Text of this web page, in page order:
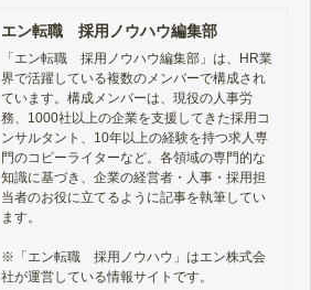
エン転職 採用ノウハウ編集部
「エン転職　採用ノウハウ編集部」は、HR業
界で活躍している複数のメンバーで構成され
ています。構成メンバーは、現役の人事労
務、1000社以上の企業を支援してきた採用コ
ンサルタント、10年以上の経験を持つ求人専
門のコピーライターなど。各領域の専門的な
知識に基づき、企業の経営者・人事・採用担
当者のお役に立てるように記事を執筆してい
ます。
※「エン転職　採用ノウハウ」はエン株式会
社が運営している情報サイトです。